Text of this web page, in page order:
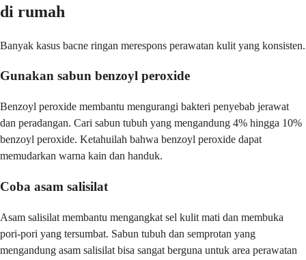
di rumah
Banyak kasus bacne ringan merespons perawatan kulit yang konsisten.
Gunakan sabun benzoyl peroxide
Benzoyl peroxide membantu mengurangi bakteri penyebab jerawat
dan peradangan. Cari sabun tubuh yang mengandung 4% hingga 10%
benzoyl peroxide. Ketahuilah bahwa benzoyl peroxide dapat
memudarkan warna kain dan handuk.
Coba asam salisilat
Asam salisilat membantu mengangkat sel kulit mati dan membuka
pori-pori yang tersumbat. Sabun tubuh dan semprotan yang
mengandung asam salisilat bisa sangat berguna untuk area perawatan